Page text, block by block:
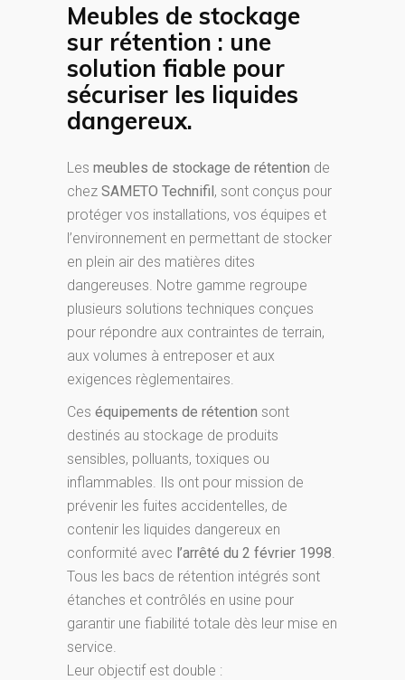
Meubles de stockage
sur rétention : une
solution fiable pour
sécuriser les liquides
dangereux.
Les meubles de stockage de rétention de
chez SAMETO Technifil, sont conçus pour
protéger vos installations, vos équipes et
l’environnement en permettant de stocker
en plein air des matières dites
dangereuses. Notre gamme regroupe
plusieurs solutions techniques conçues
pour répondre aux contraintes de terrain,
aux volumes à entreposer et aux
exigences règlementaires.
Ces équipements de rétention sont
destinés au stockage de produits
sensibles, polluants, toxiques ou
inflammables. Ils ont pour mission de
prévenir les fuites accidentelles, de
contenir les liquides dangereux en
conformité avec l’arrêté du 2 février 1998.
Tous les bacs de rétention intégrés sont
étanches et contrôlés en usine pour
garantir une fiabilité totale dès leur mise en
service.
Leur objectif est double :